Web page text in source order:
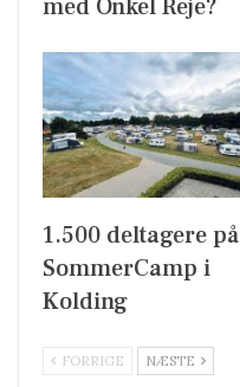
med Onkel Reje?
1.500 deltagere på
SommerCamp i
Kolding
FORRIGE NÆSTE